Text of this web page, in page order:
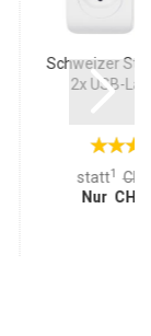
Schweizer
2x USB-
statt1
Nur CHF